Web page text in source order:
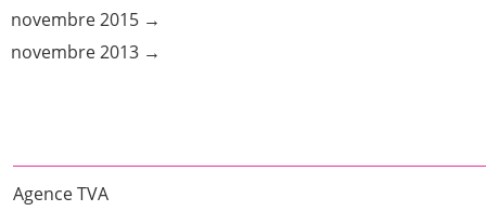
novembre 2015
novembre 2013
Agence TVA